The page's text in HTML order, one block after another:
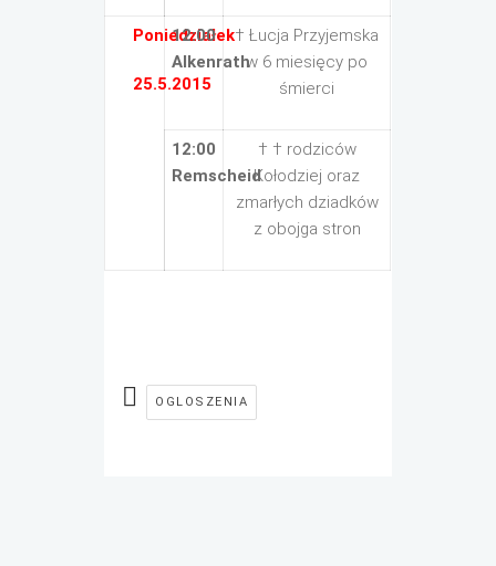
Poniedziałek
25.5.2015
12:00
Alkenrath
† Łucja Przyjemska
w 6 miesięcy po
śmierci
12:00
Remscheid
† † rodziców
Kołodziej oraz
zmarłych dziadków
z obojga stron
OGLOSZENIA